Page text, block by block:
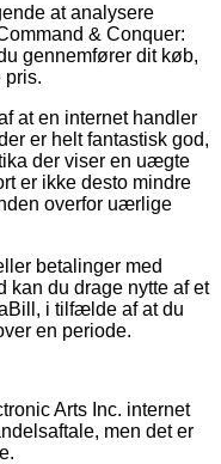
at analysere
& Conquer:
gennemfører dit køb,
pris.
at en internet handler
er helt fantastisk god,
der viser en uægte
er ikke desto mindre
overfor uærlige
betalinger med
kan du drage nytte af et
i tilfælde af at du
en periode.
Arts Inc. internet
men det er